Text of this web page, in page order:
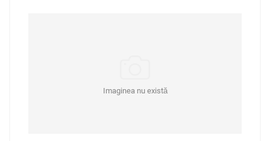
Imaginea nu există